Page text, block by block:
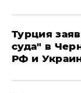
Турция
суда" в
РФ и